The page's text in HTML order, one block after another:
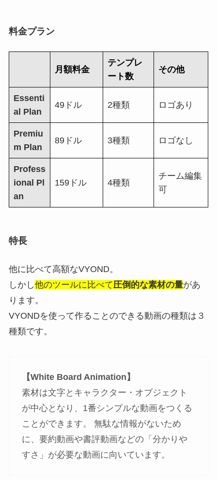
料金プラン
月額料金
テンプレ
ート数
その他
Essenti
al Plan
49ドル 2種類 ロゴあり
Premiu
m Plan
89ドル 3種類 ロゴなし
Profess
ional Pl
an
159ドル 4種類
チーム編集
可
特長
他に比べて高額なVYOND。
しかし他のツールに比べて圧倒的な素材の量があ
ります。
VYONDを使って作ることのできる動画の種類は３
種類です。
【White Board Animation】
素材は文字とキャラクター・オブジェクト
が中心となり、1番シンプルな動画をつくる
ことができます。 無駄な情報がないため
に、要約動画や書評動画などの「分かりや
すさ」が必要な動画に向いています。